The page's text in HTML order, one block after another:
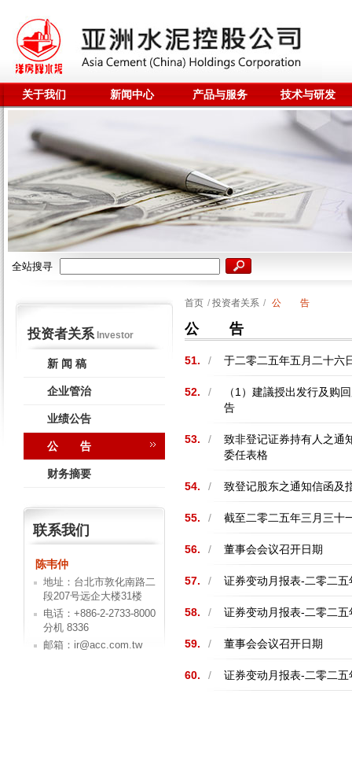
关于我们 新闻中心 产品与服务 技术与研发
全站搜寻
投资者关系Investor
新 闻 稿
企业管治
业绩公告
公 告
财务摘要
联系我们
陈韦仲
地址：台北市敦化南路二
段207号远企大楼31楼
电话：+886-2-2733-8000
分机 8336
邮箱：ir@acc.com.tw
首页 / 投资者关系 / 公 告
公 告
51. / 于二零二五年五月二十六
52. /
（1）建議授出发行及购
告
53. /
致非登记证券持有人之通
委任表格
54. / 致登记股东之通知信函及
55. / 截至二零二五年三月三十
56. / 董事会会议召开日期
57. / 证券变动月报表-二零二五
58. / 证券变动月报表-二零二五
59. / 董事会会议召开日期
60. / 证券变动月报表-二零二五